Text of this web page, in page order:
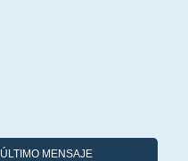
ÚLTIMO MENSAJE